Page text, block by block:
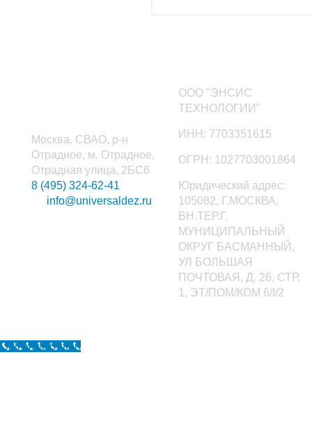
Москва, СВАО, р-н
Отрадное, м. Отрадное,
Отрадная улица, 2БС6
8 (495) 324-62-41
info@universaldez.ru
ООО "ЭНСИС
ТЕХНОЛОГИИ"
ИНН: 7703351615
ОГРН: 1027703001864
Юридический адрес:
105082, Г.МОСКВА,
ВН.ТЕР.Г.
МУНИЦИПАЛЬНЫЙ
ОКРУГ БАСМАННЫЙ,
УЛ БОЛЬШАЯ
ПОЧТОВАЯ, Д. 26, СТР.
1, ЭТ/ПОМ/КОМ 6/I/2
Call Now Button